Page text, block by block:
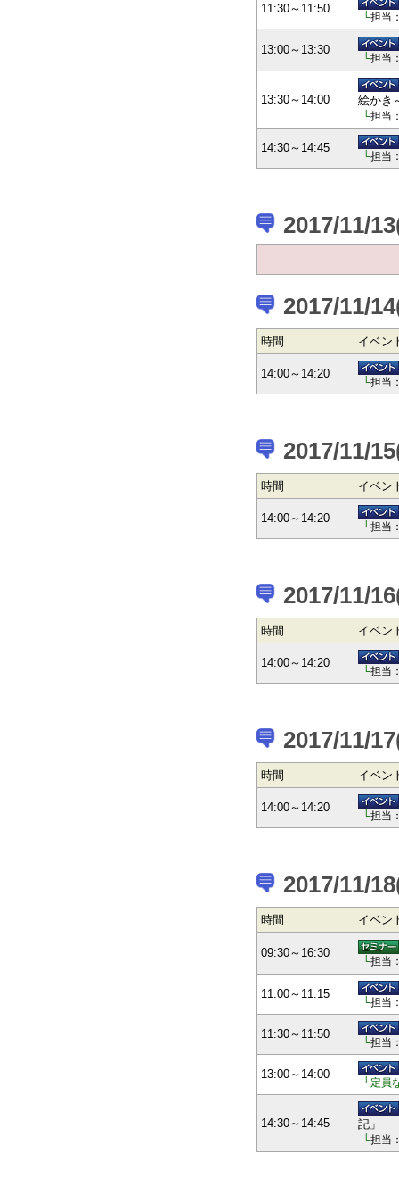
11:30～11:50
└担当
13:00～13:30
└担当
13:30～14:00 絵かき
└担当
14:30～14:45
└担当
2017/11/
2017/11/
時間 イベン
14:00～14:20
└担当
2017/11/
時間 イベン
14:00～14:20
└担当
2017/11/
時間 イベン
14:00～14:20
└担当
2017/11/
時間 イベン
14:00～14:20
└担当
2017/11/
時間 イベン
09:30～16:30
└担当
11:00～11:15
└担当
11:30～11:50
└担当
13:00～14:00
└定員
14:30～14:45 記」
└担当